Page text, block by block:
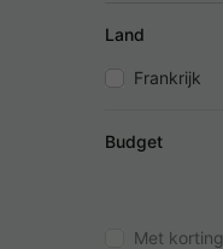
Land
Frankrijk
Budget
Met korting